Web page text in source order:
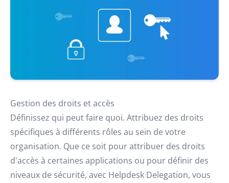
Gestion des droits et accès
Définissez qui peut faire quoi. Attribuez des droits
spécifiques à différents rôles au sein de votre
organisation. Que ce soit pour attribuer des droits
d'accès à certaines applications ou pour définir des
niveaux de sécurité, avec Helpdesk Delegation, vous